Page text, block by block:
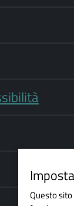
Questo